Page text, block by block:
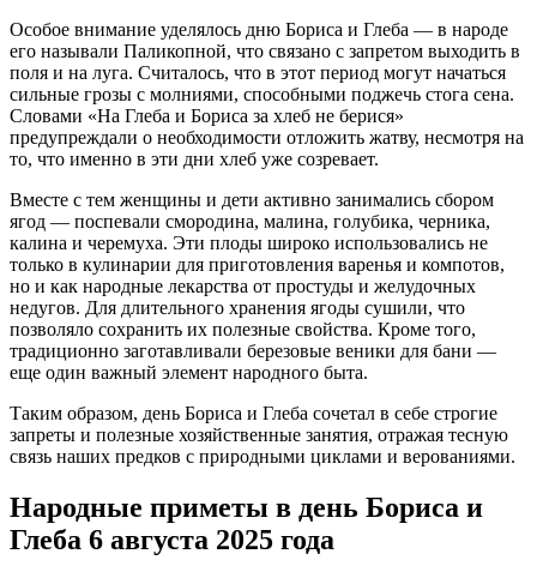
Особое внимание уделялось дню Бориса и Глеба — в народе
его называли Паликопной, что связано с запретом выходить в
поля и на луга. Считалось, что в этот период могут начаться
сильные грозы с молниями, способными поджечь стога сена.
Словами «На Глеба и Бориса за хлеб не берися»
предупреждали о необходимости отложить жатву, несмотря на
то, что именно в эти дни хлеб уже созревает.
Вместе с тем женщины и дети активно занимались сбором
ягод — поспевали смородина, малина, голубика, черника,
калина и черемуха. Эти плоды широко использовались не
только в кулинарии для приготовления варенья и компотов,
но и как народные лекарства от простуды и желудочных
недугов. Для длительного хранения ягоды сушили, что
позволяло сохранить их полезные свойства. Кроме того,
традиционно заготавливали березовые веники для бани —
еще один важный элемент народного быта.
Таким образом, день Бориса и Глеба сочетал в себе строгие
запреты и полезные хозяйственные занятия, отражая тесную
связь наших предков с природными циклами и верованиями.
Народные приметы в день Бориса и
Глеба 6 августа 2025 года